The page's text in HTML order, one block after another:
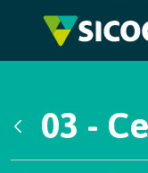
Pular para o
03 -